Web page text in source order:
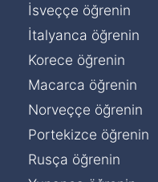
İsveççe öğrenin
İtalyanca öğrenin
Korece öğrenin
Macarca öğrenin
Norveççe öğrenin
Portekizce öğrenin
Rusça öğrenin